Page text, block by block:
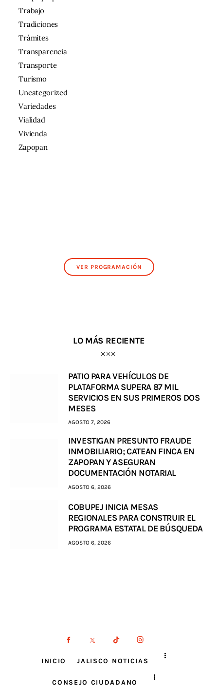
Trabajo
Tradiciones
Trámites
Transparencia
Transporte
Turismo
Uncategorized
Variedades
Vialidad
Vivienda
Zapopan
VER PROGRAMACIÓN
LO MÁS RECIENTE
PATIO PARA VEHÍCULOS DE
PLATAFORMA SUPERA 87 MIL
SERVICIOS EN SUS PRIMEROS DOS
MESES
AGOSTO 7, 2026
INVESTIGAN PRESUNTO FRAUDE
INMOBILIARIO; CATEAN FINCA EN
ZAPOPAN Y ASEGURAN
DOCUMENTACIÓN NOTARIAL
AGOSTO 6, 2026
COBUPEJ INICIA MESAS
REGIONALES PARA CONSTRUIR EL
PROGRAMA ESTATAL DE BÚSQUEDA
AGOSTO 6, 2026
INICIO JALISCO NOTICIAS
CONSEJO CIUDADANO